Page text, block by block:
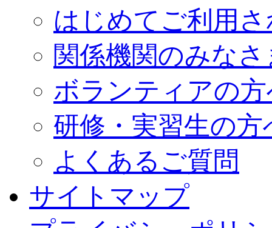
はじめてご利用
関係機関のみな
ボランティアの
研修・実習生の方
よくあるご質問
サイトマップ